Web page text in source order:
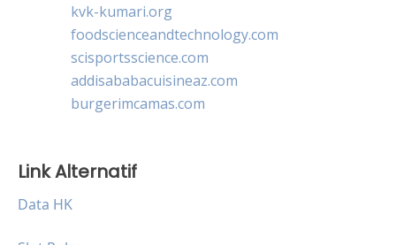
kvk-kumari.org
foodscienceandtechnology.com
scisportsscience.com
addisababacuisineaz.com
burgerimcamas.com
Link Alternatif
Data HK